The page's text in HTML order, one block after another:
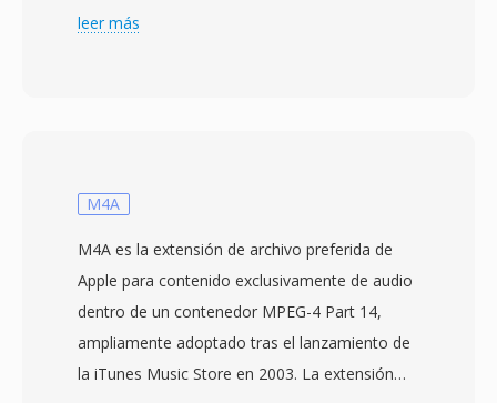
tipo de contenido y la tasa de bits. Esté diseño
a 510 kbps, frecuencias de muestreo de hasta
como 2.5 ms, otorgandole la latencia
algoritmica más baja de cualquier códec de
audio convencional. Tres ventajas hacen qué
Opus resulte especialmente atractivo. Es
leer más
M4A
M4A es la extensión de archivo preferida de
Apple para contenido exclusivamente de audio
dentro de un contenedor MPEG-4 Part 14,
ampliamente adoptado tras el lanzamiento de
la iTunes Music Store en 2003. La extensión